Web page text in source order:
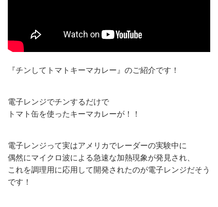
『チンしてトマトキーマカレー』のご紹介です！
電子レンジでチンするだけで
トマト缶を使ったキーマカレーが！！
電子レンジって実はアメリカでレーダーの実験中に
偶然にマイクロ波による急速な加熱現象が発見され、
これを調理用に応用して開発されたのが電子レンジだそう
です！